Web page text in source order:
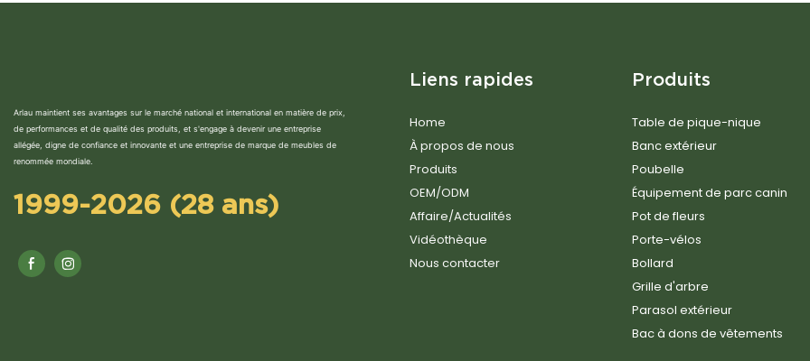
Arlau maintient ses avantages sur le marché national et international en matière de prix,
de performances et de qualité des produits, et s'engage à devenir une entreprise
allégée, digne de confiance et innovante et une entreprise de marque de meubles de
renommée mondiale.
1999-2026 (28 ans)
Liens rapides
Home
À propos de nous
Produits
OEM/ODM
Affaire/Actualités
Vidéothèque
Nous contacter
Produits
Table de pique-nique
Banc extérieur
Poubelle
Équipement de parc canin
Pot de fleurs
Porte-vélos
Bollard
Grille d'arbre
Parasol extérieur
Bac à dons de vêtements